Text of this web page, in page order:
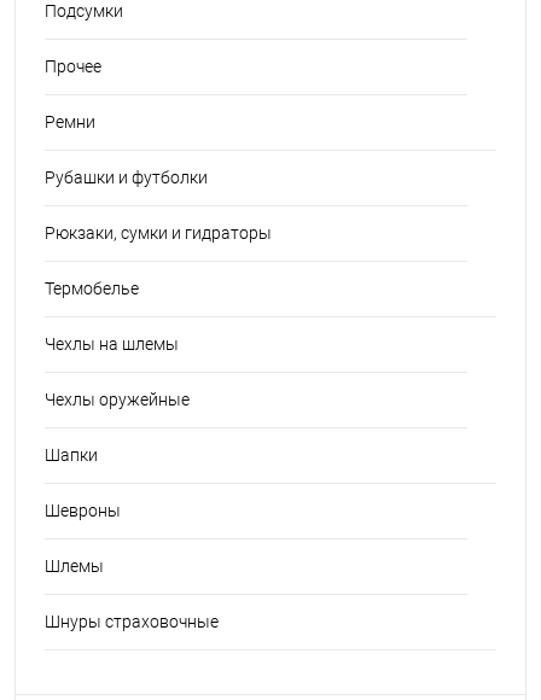
Подсумки
Прочее
Ремни
Рубашки и футболки
Рюкзаки, сумки и гидраторы
Термобелье
Чехлы на шлемы
Чехлы оружейные
Шапки
Шевроны
Шлемы
Шнуры страховочные